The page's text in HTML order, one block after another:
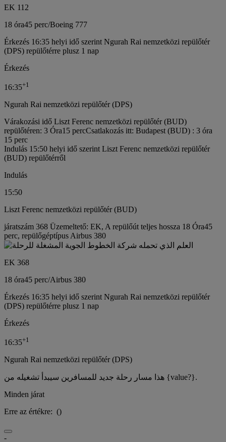
EK 112
18 óra45 perc/Boeing 777
Érkezés 16:35 helyi idő szerint Ngurah Rai nemzetközi repülőtér
(DPS) repülőtérre plusz 1 nap
Érkezés
16:35+1
Ngurah Rai nemzetközi repülőtér (DPS)
Várakozási idő Liszt Ferenc nemzetközi repülőtér (BUD)
repülőtéren: 3 Óra15 percCsatlakozás itt: Budapest (BUD) : 3 óra
15 perc
Indulás 15:50 helyi idő szerint Liszt Ferenc nemzetközi repülőtér
(BUD) repülőtérről
Indulás
15:50
Liszt Ferenc nemzetközi repülőtér (BUD)
járatszám 368 Üzemeltető: EK, A repülőút teljes hossza 18 Óra45
perc, repülőgéptípus Airbus 380
EK 368
18 óra45 perc/Airbus 380
Érkezés 16:35 helyi idő szerint Ngurah Rai nemzetközi repülőtér
(DPS) repülőtérre plusz 1 nap
Érkezés
16:35+1
Ngurah Rai nemzetközi repülőtér (DPS)
هذا مسار رحلة جديد للمسافرين سيبدأ تشغيله من {value?}.
Minden járat
Erre az értékre: ()
-